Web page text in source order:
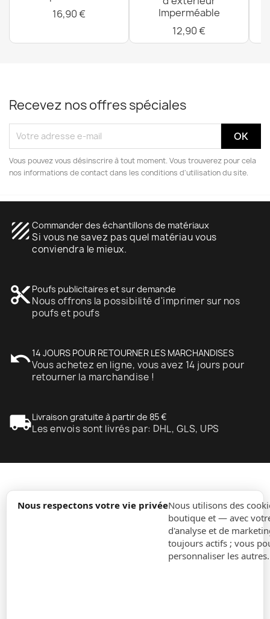
Nous respectons votre vie privéeNous utilisons des
boutique et — avec
d'analyse et de
toujours actifs ; vous
personnaliser les
16,90 €
Imperméable
12,90 €
Recevez nos offres spéciales
Vous pouvez vous désinscrire à tout moment. Vous trouverez pour cela
nos informations de contact dans les conditions d'utilisation du site.
texture Commander des échantillons de matériaux
Si vous ne savez pas quel matériau vous
conviendra le mieux.
content_cut Poufs publicitaires et sur demande
Nous offrons la possibilité d'imprimer sur nos
poufs et poufs
undo14 JOURS POUR RETOURNER LES MARCHANDISES
Vous achetez en ligne, vous avez 14 jours pour
retourner la marchandise !
local_shippingLivraison gratuite à partir de 85 €
Les envois sont livrés par: DHL, GLS, UPS
expand_more